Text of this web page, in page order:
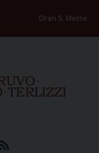
Orari S. Messe